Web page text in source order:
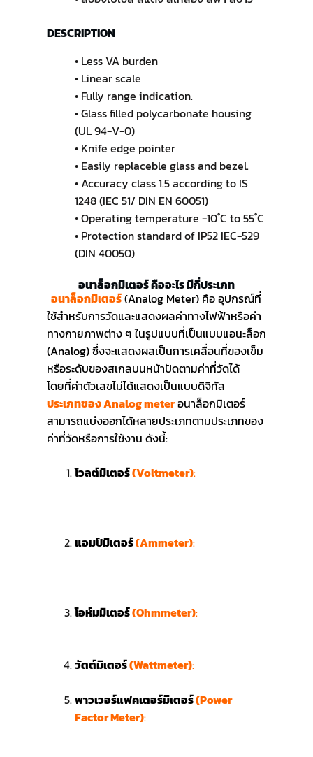
DESCRIPTION
• Less VA burden
• Linear scale
• Fully range indication.
• Glass filled polycarbonate housing
(UL 94-V-0)
• Knife edge pointer
• Easily replaceble glass and bezel.
• Accuracy class 1.5 according to IS
1248 (IEC 51/ DIN EN 60051)
• Operating temperature -10 ํC to 55 ํC
• Protection standard of IP52 IEC-529
(DIN 40050)
อนาล็อกมิเตอร์ คืออะไร มีกี่ประเภท
อนาล็อกมิเตอร์(Analog Meter) คือ อุปกรณ์ที่
ใช้สำหรับการวัดและแสดงผลค่าทางไฟฟ้าหรือค่า
ทางกายภาพต่าง ๆ ในรูปแบบที่เป็นแบบแอนะล็อก
(Analog) ซึ่งจะแสดงผลเป็นการเคลื่อนที่ของเข็ม
หรือระดับของสเกลบนหน้าปัดตามค่าที่วัดได้
โดยที่ค่าตัวเลขไม่ได้แสดงเป็นแบบดิจิทัล
ประเภทของ Analog meterอนาล็อกมิเตอร์
สามารถแบ่งออกได้หลายประเภทตามประเภทของ
ค่าที่วัดหรือการใช้งาน ดังนี้:
โวลต์มิเตอร์(Voltmeter):
แอมป์มิเตอร์(Ammeter):
โอห์มมิเตอร์(Ohmmeter):
วัตต์มิเตอร์(Wattmeter):
พาวเวอร์แฟคเตอร์มิเตอร์(Power
Factor Meter):